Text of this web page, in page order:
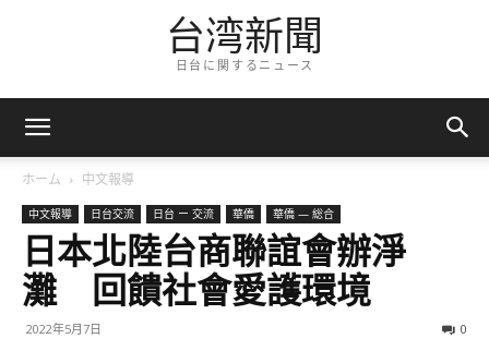
台湾新聞
日台に関するニュース
ホーム 中文報導
中文報導 日台交流 日台 ー 交流 華僑 華僑 — 総合
日本北陸台商聯誼會辦淨
灘 回饋社會愛護環境
2022年5月7日 0